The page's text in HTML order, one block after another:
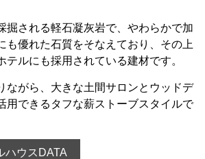
掘される軽石凝灰岩で、やわらかで加
も優れた石質をそなえており、その上
テルにも採用されている建材です。
ながら、大きな土間サロンとウッドデ
用できるタフな薪ストーブスタイルで
ハウスDATA